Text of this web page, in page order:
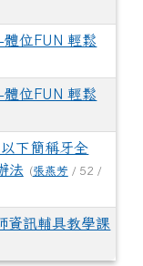
位FUN 輕鬆
位FUN 輕鬆
下簡稱牙全
法 (張燕芳 / 52 /
資訊輔具教學課